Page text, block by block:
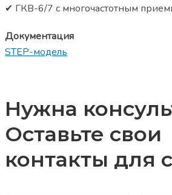
✔ ГКВ-6/7 с многочастотным
Документация
STEP-модель
Нужна
Оставьте свои
контакты для